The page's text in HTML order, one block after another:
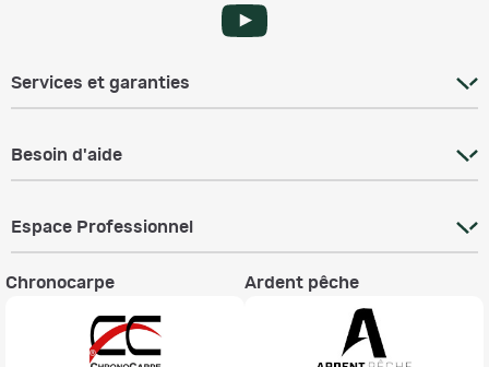
Services et garanties
Besoin d'aide
Espace Professionnel
Chronocarpe Ardent pêche